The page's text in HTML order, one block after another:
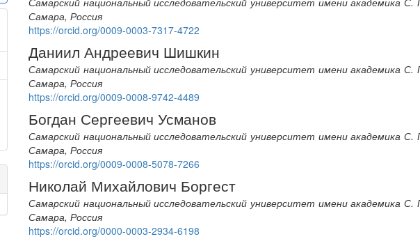
Article
Content
Самара, Россия
https://orcid.org/0009-0003-7317-4722
Даниил Андреевич Шишкин
Самарский национальный исследовательский университет имени академика С.
Самара, Россия
https://orcid.org/0009-0008-9742-4489
Богдан Сергеевич Усманов
Самарский национальный исследовательский университет имени академика С.
Самара, Россия
https://orcid.org/0009-0008-5078-7266
Николай Михайлович Боргест
Самарский национальный исследовательский университет имени академика С.
Самара, Россия
https://orcid.org/0000-0003-2934-6198